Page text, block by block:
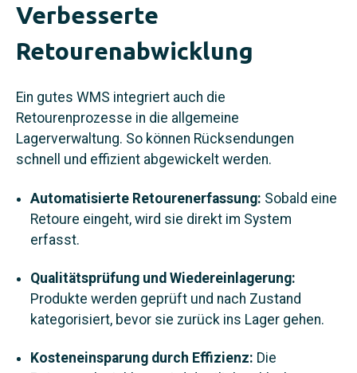
Verbesserte
Retourenabwicklung
Ein gutes WMS integriert auch die
Retourenprozesse in die allgemeine
Lagerverwaltung. So können Rücksendungen
schnell und effizient abgewickelt werden.
Automatisierte Retourenerfassung: Sobald eine
Retoure eingeht, wird sie direkt im System
erfasst.
Qualitätsprüfung und Wiedereinlagerung:
Produkte werden geprüft und nach Zustand
kategorisiert, bevor sie zurück ins Lager gehen.
Kosteneinsparung durch Effizienz: Die